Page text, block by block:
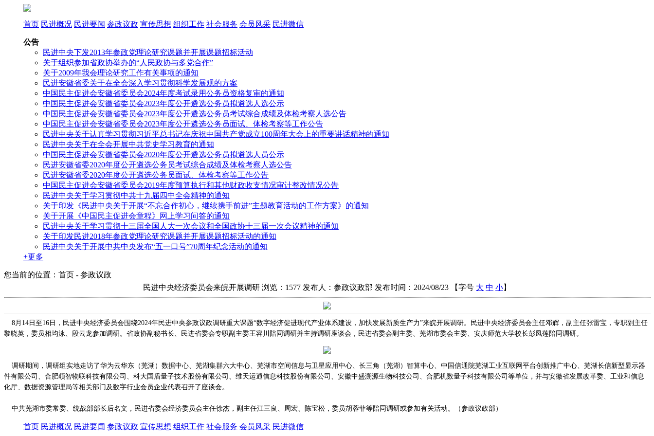
首页 民进概况 民进要闻 参政议政 宣传思想 组织工作 社会服务 会员风采 民进微信
公告
民进中央下发2013年参政党理论研究课题并开展课题招标活动
关于组织参加省政协举办的“人民政协与多党合作”
关于2009年我会理论研究工作有关事项的通知
民进安徽省委关于在全会深入学习贯彻科学发展观的方案
中国民主促进会安徽省委员会2024年度考试录用公务员资格复审的通知
中国民主促进会安徽省委员会2023年度公开遴选公务员拟遴选人选公示
中国民主促进会安徽省委员会2023年度公开遴选公务员考试综合成绩及体检考察人选公告
中国民主促进会安徽省委员会2023年度公开遴选公务员面试、体检考察等工作公告
民进中央关于认真学习贯彻习近平总书记在庆祝中国共产党成立100周年大会上的重要讲话精神的通知
民进中央关于在全会开展中共党史学习教育的通知
中国民主促进会安徽省委员会2020年度公开遴选公务员拟遴选人员公示
民进安徽省委2020年度公开遴选公务员考试综合成绩及体检考察人选公告
民进安徽省委2020年度公开遴选公务员面试、体检考察等工作公告
中国民主促进会安徽省委员会2019年度预算执行和其他财政收支情况审计整改情况公告
民进中央关于学习贯彻中共十九届四中全会精神的通知
关于印发《民进中央关于开展“不忘合作初心，继续携手前进”主题教育活动的工作方案》的通知
关于开展《中国民主促进会章程》网上学习问答的通知
民进中央关于学习贯彻十三届全国人大一次会议和全国政协十三届一次会议精神的通知
关于印发民进2018年参政党理论研究课题并开展课题招标活动的通知
民进中央关于开展中共中央发布“五一口号”70周年纪念活动的通知
+更多
您当前的位置：首页 - 参政议政
民进中央经济委员会来皖开展调研 浏览：1577 发布人：参政议政部 发布时间：2024/08/23 【字号 大 中 小】
8月14日至16日，民进中央经济委员会围绕2024年民进中央参政议政调研重大课题“数字经济促进现代产业体系建设，加快发展新质生产力”来皖开展调研。民进中央经济委员会主任邓辉，副主任张雷宝，专职副主任
黎晓英，委员相均泳、段云龙参加调研。省政协副秘书长、民进省委会专职副主委王容川陪同调研并主持调研座谈会，民进省委会副主委、芜湖市委会主委、安庆师范大学校长彭凤莲陪同调研。
调研期间，调研组实地走访了华为云华东（芜湖）数据中心、芜湖集群六大中心、芜湖市空间信息与卫星应用中心、长三角（芜湖）智算中心、中国信通院芜湖工业互联网平台创新推广中心、芜湖长信新型显示器
件有限公司、合肥领智物联科技有限公司、科大国盾量子技术股份有限公司、维天运通信息科技股份有限公司、安徽中盛溯源生物科技公司、合肥机数量子科技有限公司等单位，并与安徽省发展改革委、工业和信息
化厅、数据资源管理局等相关部门及数字行业会员企业代表召开了座谈会。
中共芜湖市委常委、统战部部长后名文，民进省委会经济委员会主任徐杰，副主任江三良、周宏、陈宝松，委员胡蓉菲等陪同调研或参加有关活动。（参政议政部）
首页 民进概况 民进要闻 参政议政 宣传思想 组织工作 社会服务 会员风采 民进微信